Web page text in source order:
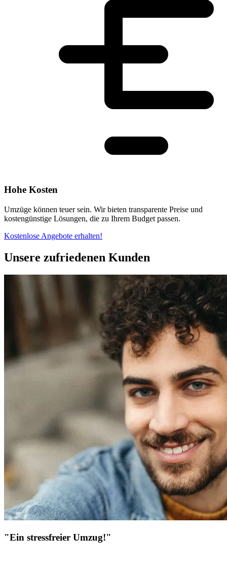
Hohe Kosten
Umzüge können teuer sein. Wir bieten transparente Preise und
kostengünstige Lösungen, die zu Ihrem Budget passen.
Kostenlose Angebote erhalten!
Unsere zufriedenen Kunden
"Ein stressfreier Umzug!"